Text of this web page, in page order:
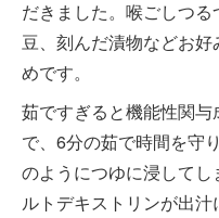
だきました。喉ごしつ
豆、刻んだ漬物などお
めです。
茹ですぎると機能性関
で、6分の茹で時間を守
のようにつゆに浸して
ルトデキストリンが出